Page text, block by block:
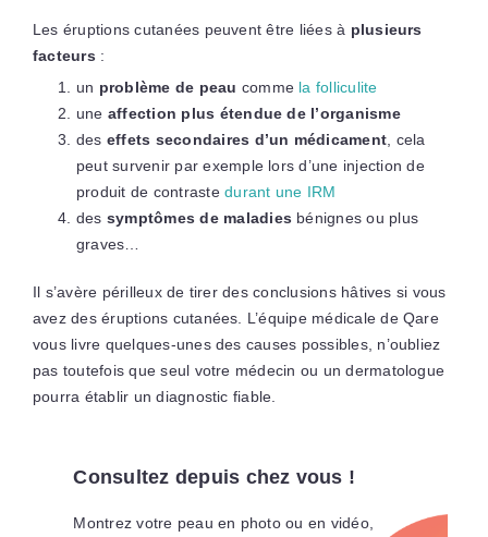
Les éruptions cutanées peuvent être liées à plusieurs
facteurs :
un problème de peau comme la folliculite
une affection plus étendue de l’organisme
des effets secondaires d’un médicament , cela
peut survenir par exemple lors d’une injection de
produit de contrastedurant une IRM
des symptômes de maladies bénignes ou plus
graves…
Il s’avère périlleux de tirer des conclusions hâtives si vous
avez des éruptions cutanées. L’équipe médicale de Qare
vous livre quelques-unes des causes possibles, n’oubliez
pas toutefois que seul votre médecin ou un dermatologue
pourra établir un diagnostic fiable.
Consultez depuis chez vous !
Montrez votre peau en photo ou en vidéo,